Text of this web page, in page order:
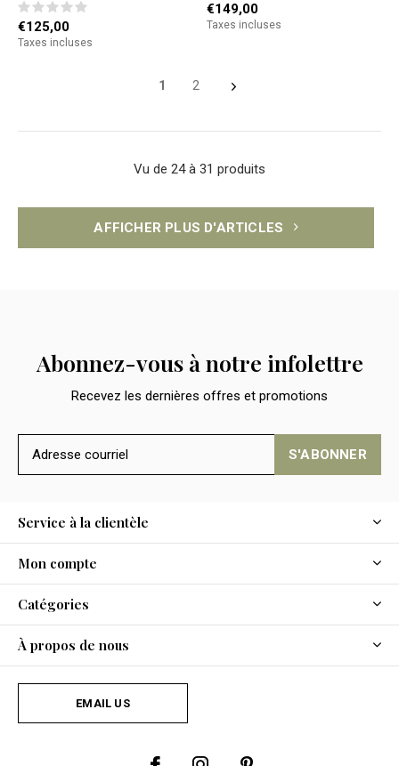
€125,00
Taxes incluses
€149,00
Taxes incluses
1 2
Vu de 24 à 31 produits
AFFICHER PLUS D'ARTICLES
Abonnez-vous à notre infolettre
Recevez les dernières offres et promotions
S'ABONNER
Service à la clientèle
Mon compte
Catégories
À propos de nous
EMAIL US